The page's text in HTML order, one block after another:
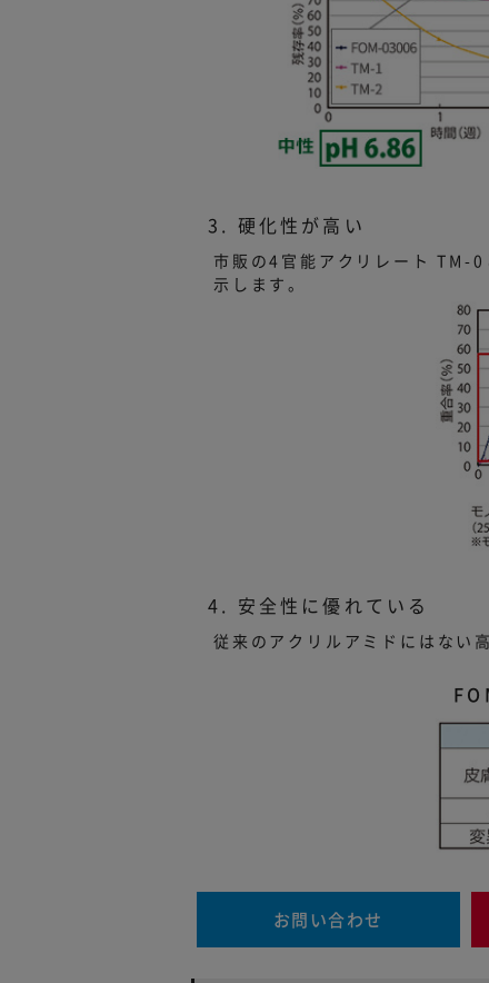
3. 硬化性が高い
市販の4官能アクリレート TM-
示します。
4. 安全性に優れている
従来のアクリルアミドにはない
お問い合わせ